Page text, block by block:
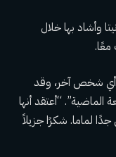
وأشاد بها خلال
معًا.
أي شخص آخر، وقد
الماضية”. “أعتقد أنها
ممتن جدًا لماما. شكرًا جزيلاً